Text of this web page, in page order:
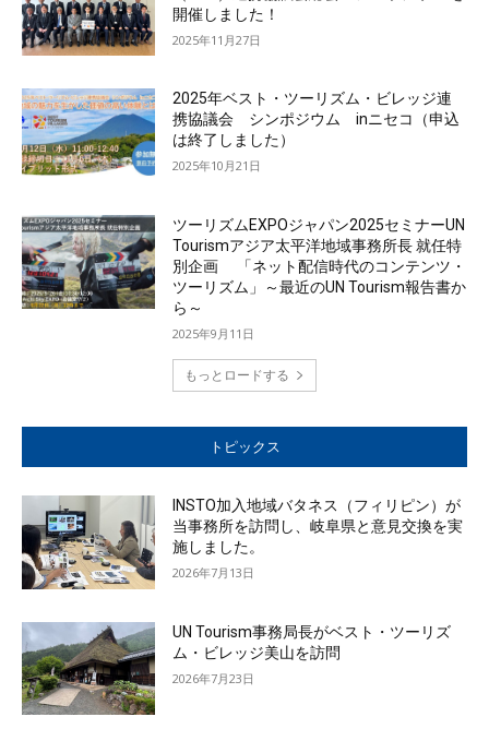
開催しました！
2025年11月27日
2025年ベスト・ツーリズム・ビレッジ連
携協議会 シンポジウム inニセコ（申込
は終了しました）
2025年10月21日
ツーリズムEXPOジャパン2025セミナーUN
Tourismアジア太平洋地域事務所長 就任特
別企画 「ネット配信時代のコンテンツ・
ツーリズム」～最近のUN Tourism報告書か
ら～
2025年9月11日
もっとロードする
トピックス
INSTO加入地域バタネス（フィリピン）が
当事務所を訪問し、岐阜県と意見交換を実
施しました。
2026年7月13日
UN Tourism事務局長がベスト・ツーリズ
ム・ビレッジ美山を訪問
2026年7月23日